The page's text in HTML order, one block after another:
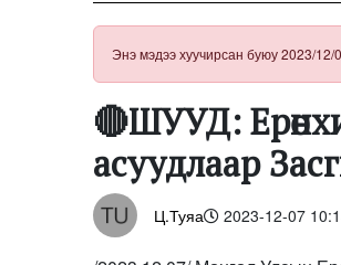
Энэ мэдээ хуучирсан буюу 2023/12/
🔴ШУУД:
асуудлаар
Ц.Туяа 2023-12-07